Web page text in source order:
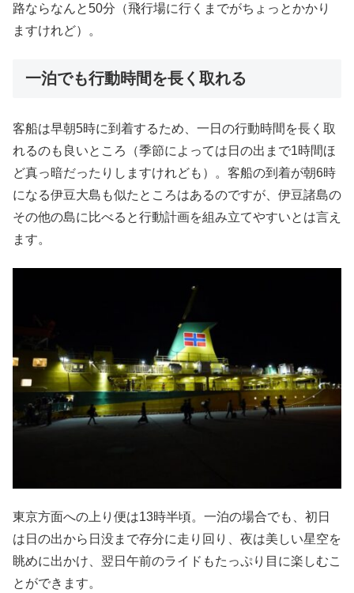
路ならなんと50分（飛行場に行くまでがちょっとかかり
ますけれど）。
一泊でも行動時間を長く取れる
客船は早朝5時に到着するため、一日の行動時間を長く取
れるのも良いところ（季節によっては日の出まで1時間ほ
ど真っ暗だったりしますけれども）。客船の到着が朝6時
になる伊豆大島も似たところはあるのですが、伊豆諸島の
その他の島に比べると行動計画を組み立てやすいとは言え
ます。
東京方面への上り便は13時半頃。一泊の場合でも、初日
は日の出から日没まで存分に走り回り、夜は美しい星空を
眺めに出かけ、翌日午前のライドもたっぷり目に楽しむこ
とができます。